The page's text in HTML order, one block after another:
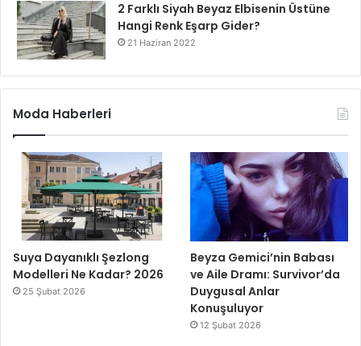
2 Farklı Siyah Beyaz Elbisenin Üstüne
Hangi Renk Eşarp Gider?
21 Haziran 2022
Moda Haberleri
Suya Dayanıklı Şezlong
Modelleri Ne Kadar? 2026
25 Şubat 2026
Beyza Gemici’nin Babası
ve Aile Dramı: Survivor’da
Duygusal Anlar
Konuşuluyor
12 Şubat 2026